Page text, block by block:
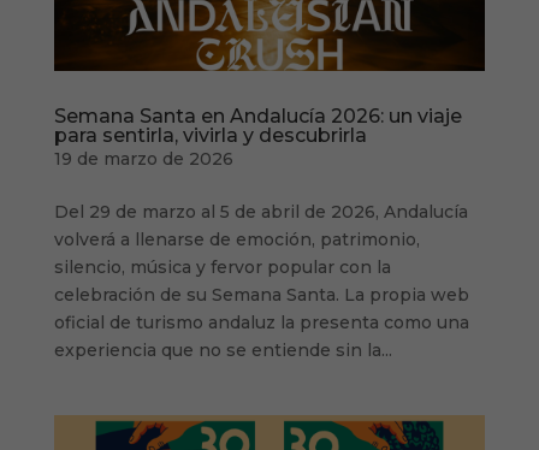
Semana Santa en Andalucía 2026: un viaje
para sentirla, vivirla y descubrirla
19 de marzo de 2026
Del 29 de marzo al 5 de abril de 2026, Andalucía
volverá a llenarse de emoción, patrimonio,
silencio, música y fervor popular con la
celebración de su Semana Santa. La propia web
oficial de turismo andaluz la presenta como una
experiencia que no se entiende sin la...